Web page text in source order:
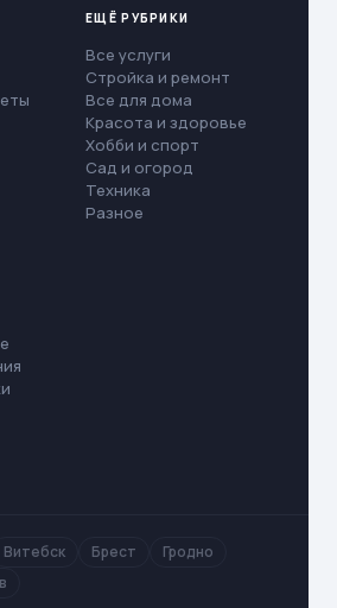
ЕЩЁ РУБРИКИ
Все услуги
Стройка и ремонт
Все для дома
Красота и здоровье
Хобби и спорт
Сад и огород
Техника
Разное
Витебск Брест
Гродно